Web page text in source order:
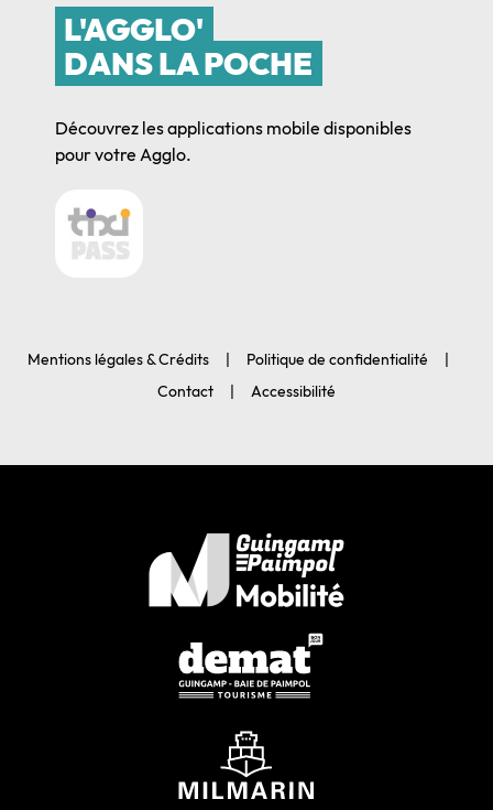
L'AGGLO'
DANS LA POCHE
Découvrez les applications mobile disponibles
pour votre Agglo.
Mentions légales & Crédits
Politique de confidentialité
Contact
Accessibilité